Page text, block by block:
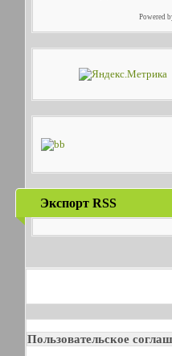
Powered
Экспорт RSS
Пользовательское